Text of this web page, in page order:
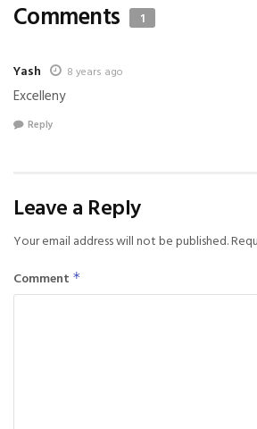
Comments 1
Yash 8 years ago
Excelleny
Reply
Leave a Reply
Your email address will not be published.
Comment *